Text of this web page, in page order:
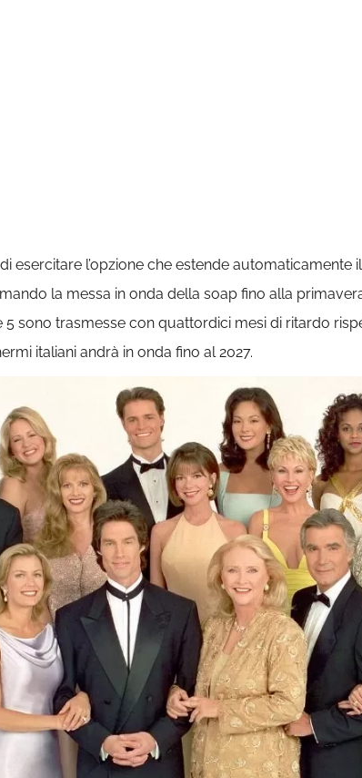
esercitare l’opzione che estende
la messa in onda della soap fino alla
sono trasmesse con quattordici mesi di ritardo
italiani andrà in onda fino al 2027.